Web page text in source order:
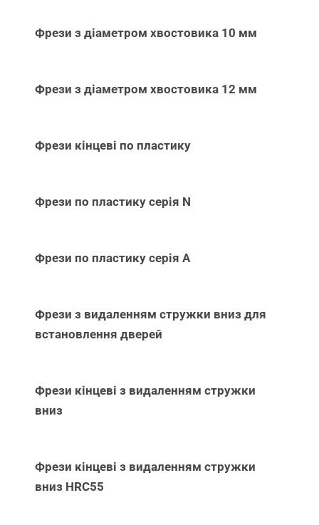
Фрези з діаметром хвостовика 10 мм
Фрези з діаметром хвостовика 12 мм
Фрези кінцеві по пластику
Фрези по пластику серія N
Фрези по пластику серія А
Фрези з видаленням стружки вниз для
встановлення дверей
Фрези кінцеві з видаленням стружки
вниз
Фрези кінцеві з видаленням стружки
вниз НRC55